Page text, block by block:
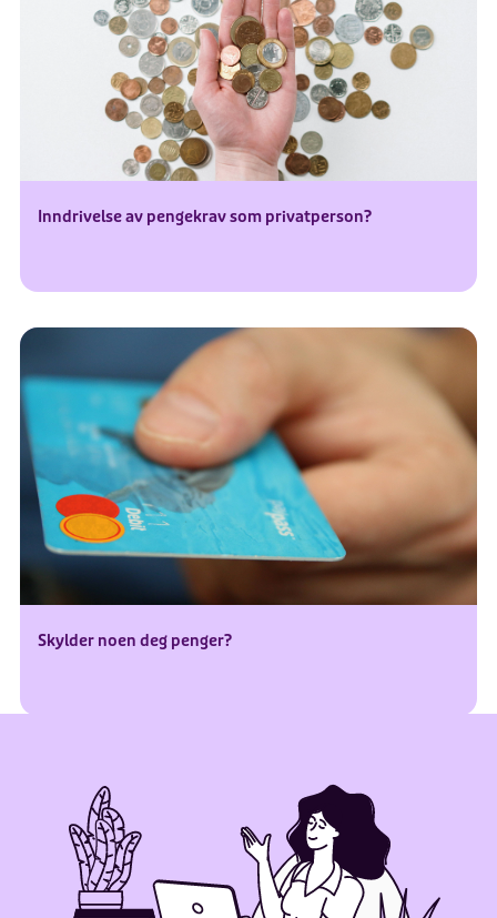
Inndrivelse av pengekrav som privatperson?
Skylder noen deg penger?